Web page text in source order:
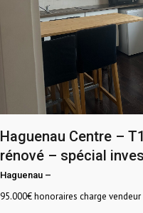
Haguenau Centre –
rénové – spécial
Haguenau –
95.000€ honoraires charge vendeur